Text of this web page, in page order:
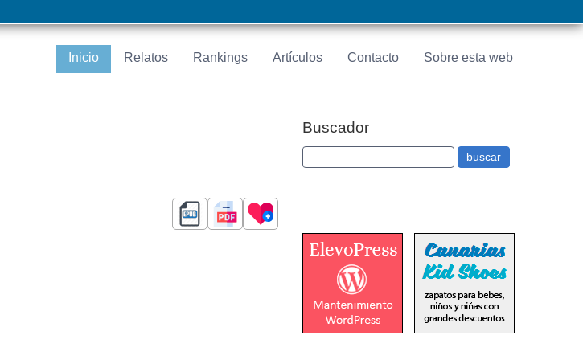
Inicio Relatos Rankings Artículos Contacto Sobre esta web
Buscador